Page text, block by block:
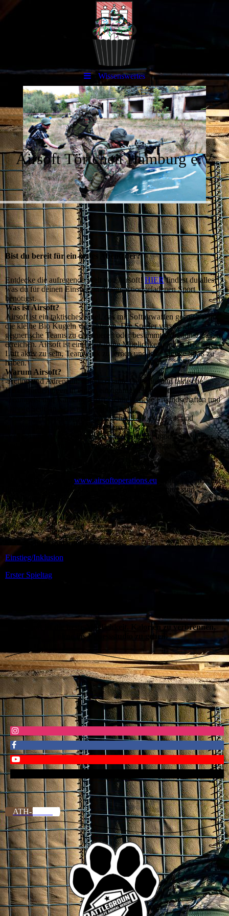
Wissenswertes
Airsoft Törtchen Hamburg e.V
Bist du bereit für ein neues Abenteuer?
Entdecke die aufregende Welt von Airsoft!HIERfindest du alles,
was du für deinen Einstieg in diesen actiongeladenen Sport
benötigst.
Was ist Airsoft?
Airsoft ist ein taktisches Spiel, das mit Softairwaffen gespielt wird,
die kleine Bio Kugeln verschießen. Die Spieler versuchen,
gegnerische Teams zu eliminieren oder bestimmte Missionsziele zu
erreichen. Airsoft ist eine großartige Möglichkeit, an der frischen
Luft aktiv zu sein, Teamwork zu lernen und jede Menge Spaß zu
haben.
Warum Airsoft?
-Action und Adrenalin: Erlebe rasante Gefechte und taktische
Herausforderungen in einem einzigartigen Spielerlebnis.
-Teamgeist und Kameradschaft: Schließe neue Freundschaften und
kämpfe Seite an Seite mit deinem Team.
-Sport und Bewegung: An der frischen Luft aktiv sein und
gleichzeitig deine Fitness verbessern.
-Vielfalt und Abwechslung: Verschiedene Spielmodi, Spielfelder
und Szenarien sorgen für lang anhaltenden Spielspaß.
www.airsoftoperations.eu . Jedes Wochenende
finden dort spiele statt, die auch für Anfänger geeignet sind.
Desweiteren bekommt ihr auch vor Ort leihausrüstung vom
Betreiber.
Weitere Informationen
Einstieg/Inklusion
Erster Spieltag
"Airsoft ist die beste Möglichkeit, Kalorien zu verbrennen,
ohne ins Fitnessstudio zu gehen."
ATH-Merch